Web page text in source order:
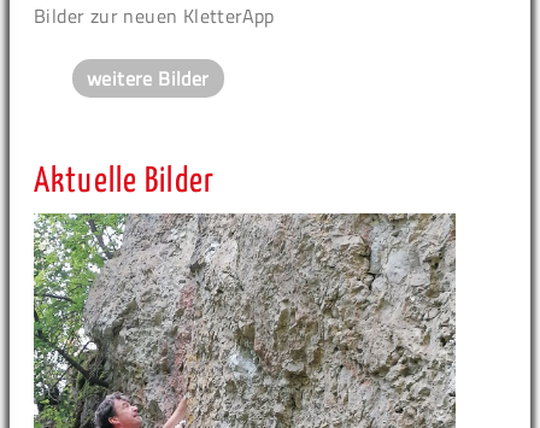
Bilder zur neuen KletterApp
weitere Bilder
Aktuelle Bilder